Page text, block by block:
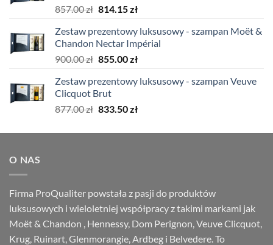
857.00zł Pierwotna
wynosiła:
857.00 zł.
814.15złAktualna
wynosi:
814.15 zł.
Zestaw prezentowy luksusowy - szampan Moët &
Chandon Nectar Impérial
900.00zł Pierwotna
wynosiła:
900.00 zł.
855.00złAktualna
wynosi:
Zestaw prezentowy luksusowy - szampan Veuve
Clicquot Brut
877.00zł Pierwotna
wynosiła:
833.50złAktualna
wynosi:
O NAS
Firma ProQualiter powstała z pasji do produktów
luksusowych i wieloletniej współpracy z takimi markami jak
Moët & Chandon , Hennessy, Dom Perignon, Veuve Clicquot,
Krug, Ruinart, Glenmorangie, Ardbeg i Belvedere. To